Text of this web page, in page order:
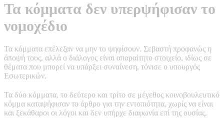
Τα κόμματα δεν υπερψήφισαν το
νομοχέδιο
Τα κόμματα επέλεξαν να μην το ψηφίσουν. Σεβαστή προφανώς η
άποψή τους, αλλά ο διάλογος είναι απαραίτητο στοιχείο, ιδίως σε
θέματα που μπορεί να υπάρξει συναίνεση, τόνισε ο υπουργός
Εσωτερικών.
Τα δύο κόμματα, το δεύτερο και τρίτο σε μέγεθος κοινοβουλευτικό
κόμμα καταψήφισαν το άρθρο για την εντοπιότητα, χωρίς να είναι
και ξεκάθαροι οι λόγοι και δεν υπήρχε διαφωνία επί της ουσίας.